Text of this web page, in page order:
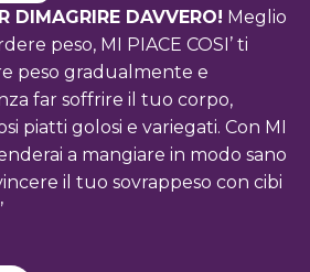
DIMAGRIRE DAVVERO! Meglio
peso, MI PIACE COSI’ ti
peso gradualmente e
far soffrire il tuo corpo,
piatti golosi e variegati. Con MI
a mangiare in modo sano
il tuo sovrappeso con cibi